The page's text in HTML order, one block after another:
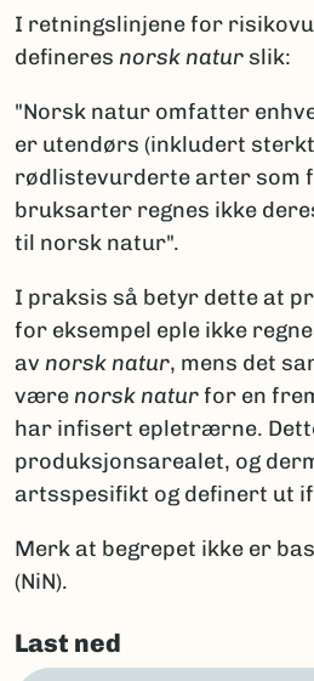
I retningslinjene for
defineres norsk natur slik:
"Norsk natur omfatter
er utendørs (inkludert
rødlistevurderte arter som
bruksarter regnes ikke
til norsk natur".
I praksis så betyr dette at
for eksempel eple ikke
av norsk natur, mens det
værenorsk naturfor en
har infisert epletrærne.
produksjonsarealet, og
artsspesifikt og definert ut
Merk at begrepet ikke er
(NiN).
Last ned